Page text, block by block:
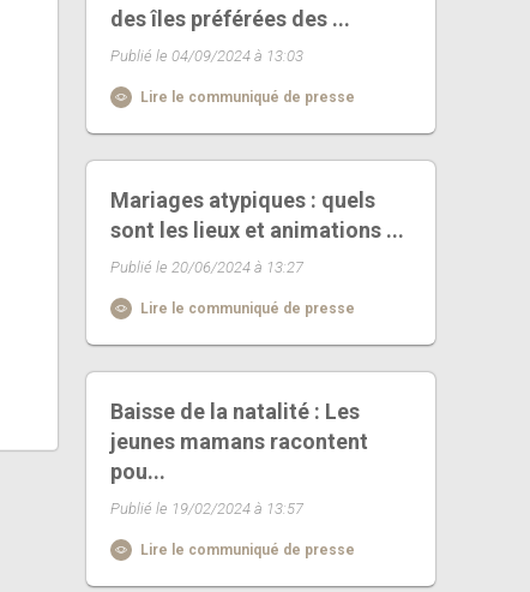
des îles préférées des ...
Publié le 04/09/2024 à 13:03
Lire le communiqué de presse
Mariages atypiques : quels
sont les lieux et animations ...
Publié le 20/06/2024 à 13:27
Lire le communiqué de presse
Baisse de la natalité : Les
jeunes mamans racontent
pou...
Publié le 19/02/2024 à 13:57
Lire le communiqué de presse